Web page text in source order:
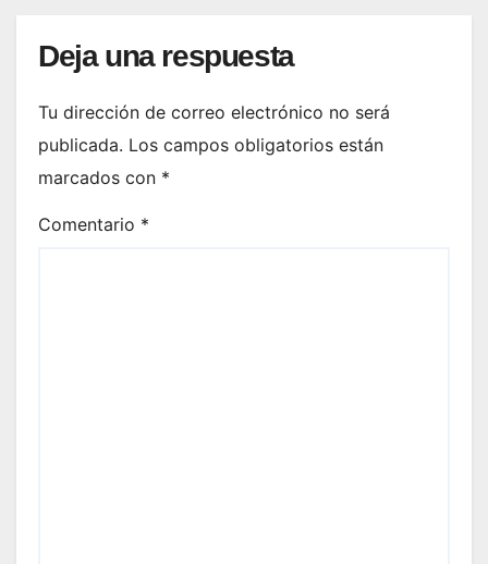
Deja una respuesta
Tu dirección de correo electrónico no será
publicada. Los campos obligatorios están
marcados con *
Comentario *